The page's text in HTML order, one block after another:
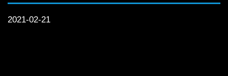
2021-02-21